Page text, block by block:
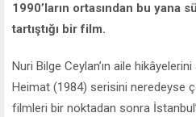
1990’ların ortasından bu yana
tartıştığı bir film.
Nuri Bilge Ceylan’ın aile hikâyelerini
Heimat (1984) serisini neredeyse
filmleri bir noktadan sonra